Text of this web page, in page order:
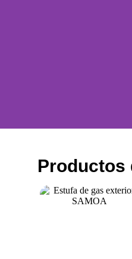
hosteleria
Al mejor precio
Productos